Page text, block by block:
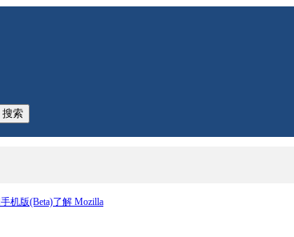
搜索
手机版(Beta)了解 Mozilla